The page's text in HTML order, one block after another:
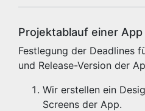
Projektablauf einer App
Festlegung der Deadlines
und Release-Version der
Wir erstellen ein
Screens der App.